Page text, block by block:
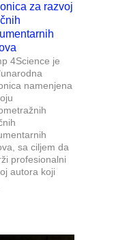
za razvoj
4Science je
namenjena
sa ciljem da
profesionalni
autora koji